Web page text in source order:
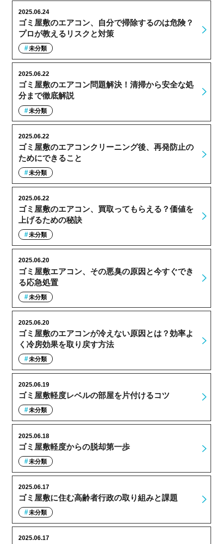
ゴミ屋敷のエアコン、自分で掃除するのは危険？
プロが教えるリスクと対策
2025.06.24
未分類
ゴミ屋敷のエアコン問題解決！清掃から安全な処
分まで徹底解説
2025.06.22
未分類
ゴミ屋敷のエアコンクリーニング後、再発防止の
ためにできること
2025.06.22
未分類
ゴミ屋敷のエアコン、買取ってもらえる？価値を
上げるための秘訣
2025.06.22
未分類
ゴミ屋敷エアコン、その悪臭の原因と今すぐでき
る応急処置
2025.06.20
未分類
ゴミ屋敷のエアコンが冷えない原因とは？効率よ
く冷房効果を取り戻す方法
2025.06.20
未分類
ゴミ屋敷軽度レベルの部屋を片付けるコツ
2025.06.19
未分類
ゴミ屋敷軽度からの脱却第一歩
2025.06.18
未分類
ゴミ屋敷に住む高齢者行政の取り組みと課題
2025.06.17
未分類
2025.06.17